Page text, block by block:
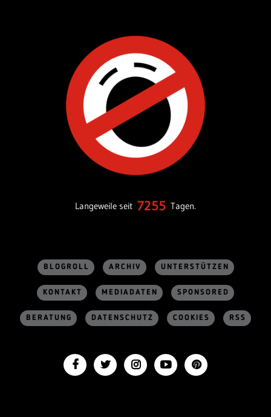
Langeweile seit 7255 Tagen.
BLOGROLL ARCHIV UNTERSTÜTZEN
KONTAKT MEDIADATEN SPONSORED
BERATUNG DATENSCHUTZ COOKIES RSS